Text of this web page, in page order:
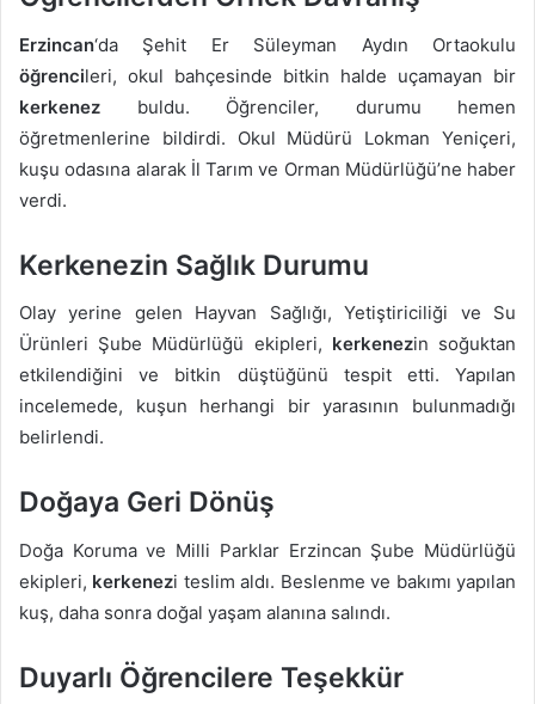
Erzincan‘da Şehit Er Süleyman Aydın Ortaokulu
öğrencileri, okul bahçesinde bitkin halde uçamayan bir
kerkenez buldu. Öğrenciler, durumu hemen
öğretmenlerine bildirdi. Okul Müdürü Lokman Yeniçeri,
kuşu odasına alarak İl Tarım ve Orman Müdürlüğü’ne haber
verdi.
Kerkenezin Sağlık Durumu
Olay yerine gelen Hayvan Sağlığı, Yetiştiriciliği ve Su
Ürünleri Şube Müdürlüğü ekipleri, kerkenezin soğuktan
etkilendiğini ve bitkin düştüğünü tespit etti. Yapılan
incelemede, kuşun herhangi bir yarasının bulunmadığı
belirlendi.
Doğaya Geri Dönüş
Doğa Koruma ve Milli Parklar Erzincan Şube Müdürlüğü
ekipleri, kerkenezi teslim aldı. Beslenme ve bakımı yapılan
kuş, daha sonra doğal yaşam alanına salındı.
Duyarlı Öğrencilere Teşekkür